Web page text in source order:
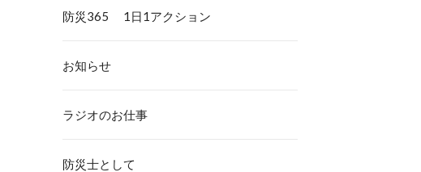
防災365 1日1アクション
お知らせ
ラジオのお仕事
防災士として